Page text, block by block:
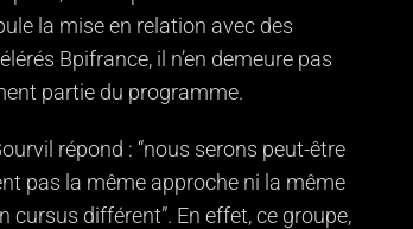
la mise en relation avec des
Bpifrance, il n’en demeure pas
partie du programme.
répond : “nous serons peut-être
pas la même approche ni la même
différent”. En effet, ce groupe,